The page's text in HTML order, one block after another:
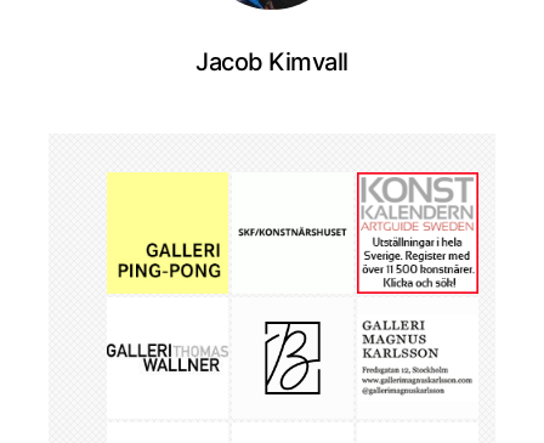
Jacob Kimvall